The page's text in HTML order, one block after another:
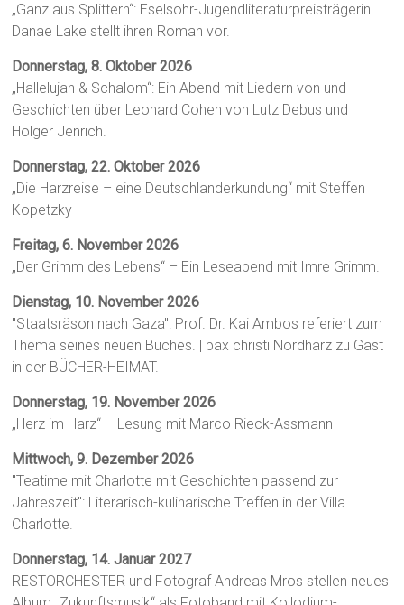
„Ganz aus Splittern“: Eselsohr-Jugendliteraturpreisträgerin
Danae Lake stellt ihren Roman vor.
Donnerstag, 8. Oktober 2026
„Hallelujah & Schalom“: Ein Abend mit Liedern von und
Geschichten über Leonard Cohen von Lutz Debus und
Holger Jenrich.
Donnerstag, 22. Oktober 2026
„Die Harzreise – eine Deutschlanderkundung“ mit Steffen
Kopetzky
Freitag, 6. November 2026
„Der Grimm des Lebens“ – Ein Leseabend mit Imre Grimm.
Dienstag, 10. November 2026
"Staatsräson nach Gaza": Prof. Dr. Kai Ambos referiert zum
Thema seines neuen Buches. | pax christi Nordharz zu Gast
in der BÜCHER-HEIMAT.
Donnerstag, 19. November 2026
„Herz im Harz“ – Lesung mit Marco Rieck-Assmann
Mittwoch, 9. Dezember 2026
"Teatime mit Charlotte mit Geschichten passend zur
Jahreszeit": Literarisch-kulinarische Treffen in der Villa
Charlotte.
Donnerstag, 14. Januar 2027
RESTORCHESTER und Fotograf Andreas Mros stellen neues